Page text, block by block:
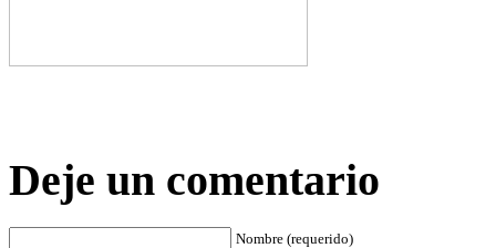
Deje un comentario
Nombre (requerido)